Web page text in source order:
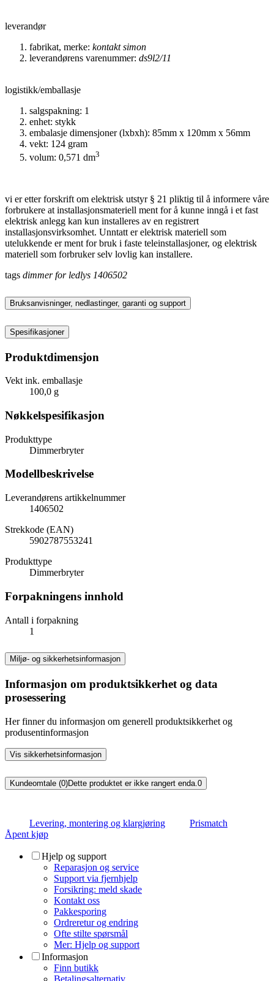
leverandør
fabrikat, merke: kontakt simon
leverandørens varenummer: ds9l2/11
logistikk/emballasje
salgspakning: 1
enhet: stykk
embalasje dimensjoner (lxbxh): 85mm x 120mm x 56mm
vekt: 124 gram
volum: 0,571 dm3
vi er etter forskrift om elektrisk utstyr § 21 pliktig til å informere våre
forbrukere at installasjonsmateriell ment for å kunne inngå i et fast
elektrisk anlegg kan kun installeres av en registrert
installasjonsvirksomhet. Unntatt er elektrisk materiell som
utelukkende er ment for bruk i faste teleinstallasjoner, og elektrisk
materiell som forbruker selv lovlig kan installere.
tags dimmer for ledlys 1406502
Bruksanvisninger, nedlastinger, garanti og support
Spesifikasjoner
Produktdimensjon
Vekt ink. emballasje
100,0 g
Nøkkelspesifikasjon
Produkttype
Dimmerbryter
Modellbeskrivelse
Leverandørens artikkelnummer
1406502
Strekkode (EAN)
5902787553241
Produkttype
Dimmerbryter
Forpakningens innhold
Antall i forpakning
1
Miljø- og sikkerhetsinformasjon
Informasjon om produktsikkerhet og data
prosessering
Her finner du informasjon om generell produktsikkerhet og
produsentinformasjon
Vis sikkerhetsinformasjon
Kundeomtale (0)Dette produktet er ikke rangert enda.0
Levering, montering og klargjøring
Prismatch
Åpent kjøp
Hjelp og support
Reparasjon og service
Support via fjernhjelp
Forsikring: meld skade
Kontakt oss
Pakkesporing
Ordreretur og endring
Ofte stilte spørsmål
Mer: Hjelp og support
Informasjon
Finn butikk
Betalingsalternativ